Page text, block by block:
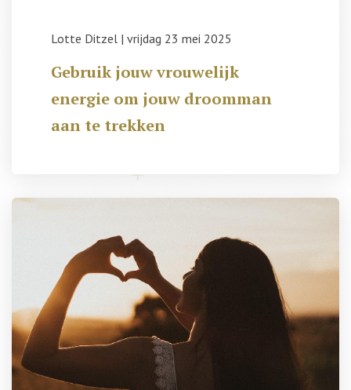
Lotte Ditzel | vrijdag 23 mei 2025
Gebruik jouw vrouwelijk
energie om jouw droomman
aan te trekken